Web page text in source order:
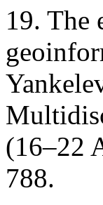
19. The
(16–22
788.